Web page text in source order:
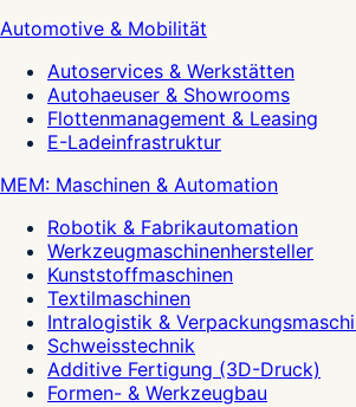
Automotive & Mobilität
Autoservices & Werkstätten
Autohaeuser & Showrooms
Flottenmanagement & Leasing
E-Ladeinfrastruktur
MEM: Maschinen & Automation
Robotik & Fabrikautomation
Werkzeugmaschinenhersteller
Kunststoffmaschinen
Textilmaschinen
Intralogistik &
Schweisstechnik
Additive Fertigung (3D-Druck)
Formen- & Werkzeugbau